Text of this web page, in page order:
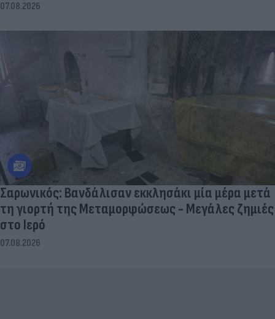
07.08.2026
Σαρωνικός: Βανδάλισαν εκκλησάκι μία μέρα μετά
τη γιορτή της Μεταμορφώσεως - Μεγάλες ζημιές
στο Ιερό
07.08.2026